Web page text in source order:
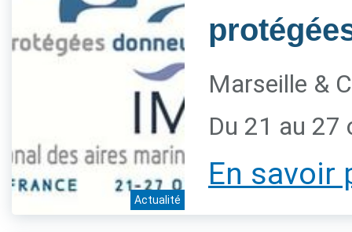
Actualité
Marseille &
Du 21 au 27
En savoir